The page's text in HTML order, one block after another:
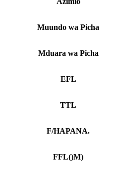
Muundo wa Picha
Mduara wa Picha
EFL
TTL
F/HAPANA.
FFL()M)